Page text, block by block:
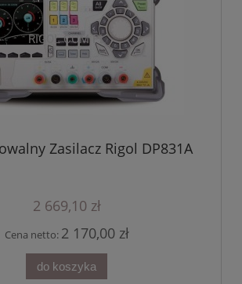
Zasilacz Rigol DP831A
2 669,10 zł
Cena netto: 2 170,00 zł
do koszyka